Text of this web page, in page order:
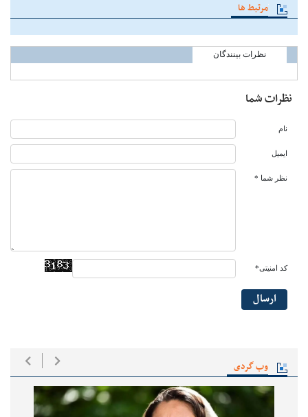
وب گردی
مرتبط ها
نظرات بینندگان
نظرات شما
نام
ایمیل
نظر شما *
کد امنیتی*
ارسال